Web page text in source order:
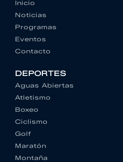
Inicio
Noticias
Programas
Eventos
Contacto
DEPORTES
Aguas Abiertas
Atletismo
Boxeo
Ciclismo
Golf
Maratón
Montaña